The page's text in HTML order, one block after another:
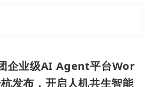
企业级AI Agent平台Wor
发布，开启人机共生智能